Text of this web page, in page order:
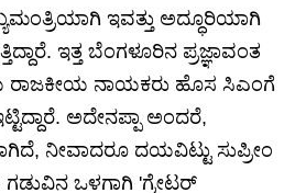
ಇವತ್ತು ಅದ್ಧೂರಿಯಾಗಿ
ಇತ್ತ ಬೆಂಗಳೂರಿನ ಪ್ರಜ್ಞಾವಂತ
ರಾಜಕೀಯ ನಾಯಕರು ಹೊಸ ಸಿಎಂಗೆ
ಅದೇನಪ್ಪಾ ಅಂದರೆ,
ನೀವಾದರೂ ದಯವಿಟ್ಟು ಸುಪ್ರೀಂ
ಒಳಗಾಗಿ 'ಗ್ರೇಟರ್